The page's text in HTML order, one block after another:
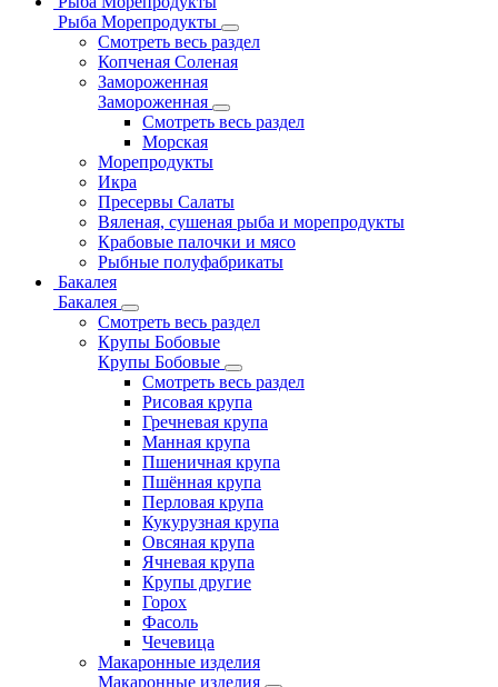
Рыба Морепродукты
Смотреть весь раздел
Копченая Соленая
Замороженная
Замороженная
Смотреть весь раздел
Морская
Морепродукты
Икра
Пресервы Салаты
Вяленая, сушеная рыба и морепродукты
Крабовые палочки и мясо
Рыбные полуфабрикаты
Бакалея
Бакалея
Смотреть весь раздел
Крупы Бобовые
Крупы Бобовые
Смотреть весь раздел
Рисовая крупа
Гречневая крупа
Манная крупа
Пшеничная крупа
Пшённая крупа
Перловая крупа
Кукурузная крупа
Овсяная крупа
Ячневая крупа
Крупы другие
Горох
Фасоль
Чечевица
Макаронные изделия
Макаронные изделия